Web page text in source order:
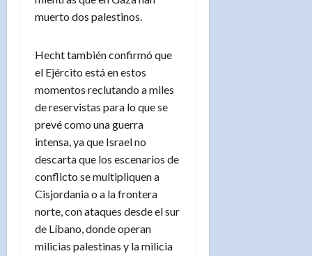
muerto dos palestinos.
Hecht también confirmó que
el Ejército está en estos
momentos reclutando a miles
de reservistas para lo que se
prevé como una guerra
intensa, ya que Israel no
descarta que los escenarios de
conflicto se multipliquen a
Cisjordania o a la frontera
norte, con ataques desde el sur
de Líbano, donde operan
milicias palestinas y la milicia